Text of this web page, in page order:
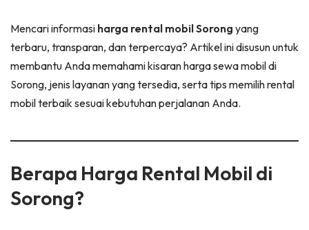
Mencari informasi harga rental mobil Sorong yang
terbaru, transparan, dan terpercaya? Artikel ini disusun untuk
membantu Anda memahami kisaran harga sewa mobil di
Sorong, jenis layanan yang tersedia, serta tips memilih rental
mobil terbaik sesuai kebutuhan perjalanan Anda.
Berapa Harga Rental Mobil di
Sorong?